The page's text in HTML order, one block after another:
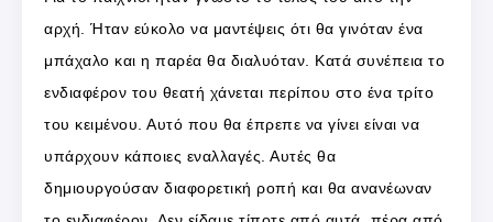
αρχή. Ήταν εύκολο να μαντέψεις ότι θα γινόταν ένα
μπάχαλο και η παρέα θα διαλυόταν. Κατά συνέπεια το
ενδιαφέρον του θεατή χάνεται περίπου στο ένα τρίτο
του κειμένου. Αυτό που θα έπρεπε να γίνει είναι να
υπάρχουν κάποιες εναλλαγές. Αυτές θα
δημιουργούσαν διαφορετική ροπή και θα ανανέωναν